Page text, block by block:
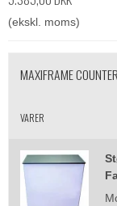
(ekskl. moms)
MAXIFRAME
VARER